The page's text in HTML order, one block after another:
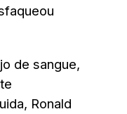
de sangue,
Ronald